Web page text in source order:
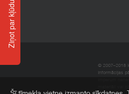
© 2007–2018
Informācijas
Ziņot par kļūdu